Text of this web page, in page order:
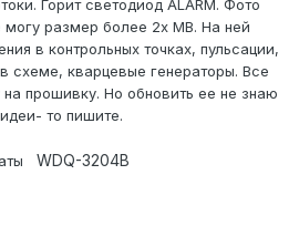
Горит светодиод ALARM. Фото
размер более 2х MB. На ней
в контрольных точках, пульсации,
схеме, кварцевые генераторы. Все
прошивку. Но обновить ее не знаю
то пишите.
WDQ-3204B